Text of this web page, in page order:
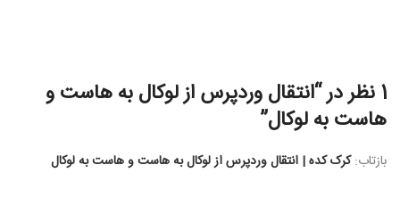
1 نظر در “
انتقال وردپرس از لوکال به هاست و
هاست به لوکال”
بازتاب:کرک کده | انتقال وردپرس از لوکال به هاست و هاست به لوکال